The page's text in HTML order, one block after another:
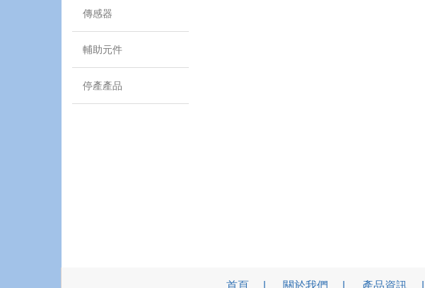
傳感器
輔助元件
停產產品
首頁 關於我們 產品資訊